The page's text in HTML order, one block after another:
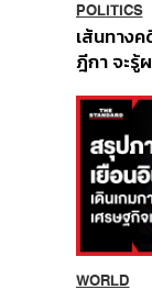
POLITICS
เส้นทาง
ฎีกา จะรู้
WORLD